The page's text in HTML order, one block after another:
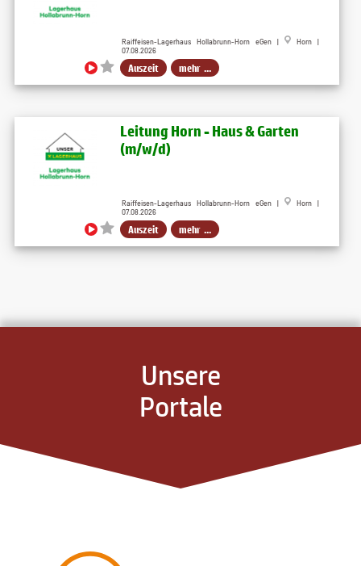
Raiffeisen-Lagerhaus Hollabrunn-Horn eGen |
Horn |
07.08.2026
Auszeit mehr ...
Leitung Horn - Haus & Garten
(m/w/d)
Raiffeisen-Lagerhaus Hollabrunn-Horn eGen |
Horn |
07.08.2026
Auszeit mehr ...
Unsere
Portale